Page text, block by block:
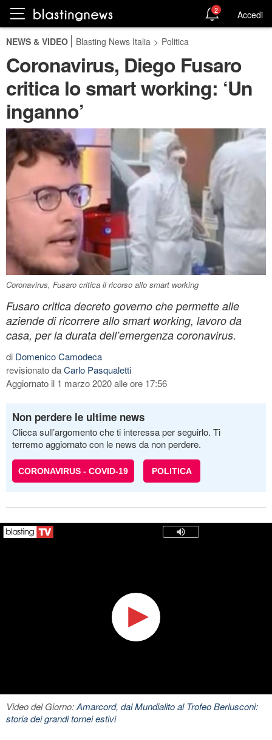
2 Accedi
NEWS & VIDEO Blasting News Italia > Politica
Coronavirus, Diego Fusaro
critica lo smart working: ‘Un
inganno’
Coronavirus, Fusaro critica il ricorso allo smart working
Fusaro critica decreto governo che permette alle
aziende di ricorrere allo smart working, lavoro da
casa, per la durata dell’emergenza coronavirus.
di Domenico Camodeca
revisionato daCarlo Pasqualetti
Aggiornato il 1 marzo 2020 alle ore 17:56
Non perdere le ultime news
Clicca sull’argomento che ti interessa per seguirlo. Ti
terremo aggiornato con le news da non perdere.
CORONAVIRUS - COVID-19 POLITICA
Video del Giorno:Amarcord, dal Mundialito al Trofeo Berlusconi:
storia dei grandi tornei estivi